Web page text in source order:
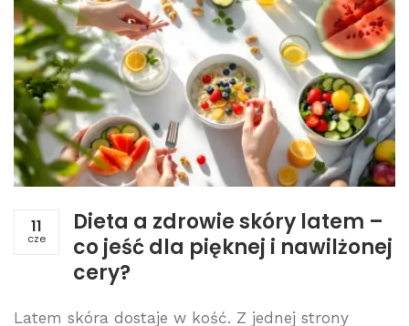
11
cze
Dieta a zdrowie skóry latem –
co jeść dla pięknej i nawilżonej
cery?
Latem skóra dostaje w kość. Z jednej strony